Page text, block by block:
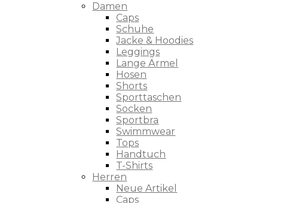
Damen
Caps
Schuhe
Jacke & Hoodies
Leggings
Lange Ärmel
Hosen
Shorts
Sporttaschen
Socken
Sportbra
Swimmwear
Tops
Handtuch
T-Shirts
Herren
Neue Artikel
Caps